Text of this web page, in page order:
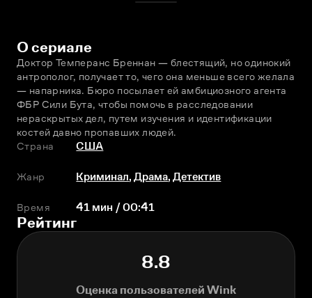
О сериале
Доктор Темперанс Бреннан — блестящий, но одинокий
антрополог, получает то, чего она меньше всего желала
— напарника. Бюро посылает ей амбициозного агента
ФБР Сили Бута, чтобы помочь в расследовании
нераскрытых дел, путем изучения и идентификации
костей давно пропавших людей.
Страна
США
Жанр Криминал,Драма,Детектив
Время 41 мин / 00:41
Рейтинг
8.8
Оценка пользователей Wink